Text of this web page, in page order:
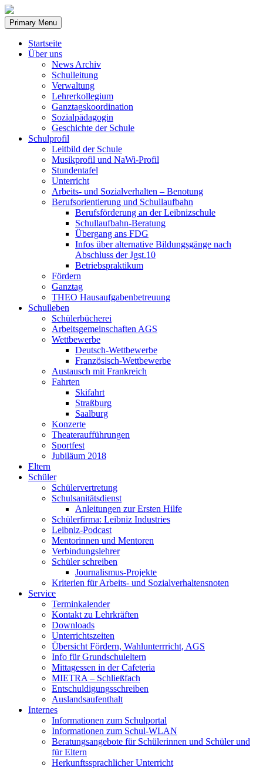
Skip
to
content
Primary Menu
Startseite
Über uns
News Archiv
Schulleitung
Verwaltung
Lehrerkollegium
Ganztagskoordination
Sozialpädagogin
Geschichte der Schule
Schulprofil
Leitbild der Schule
Musikprofil und NaWi-Profil
Stundentafel
Unterricht
Arbeits- und Sozialverhalten – Benotung
Berufsorientierung und Schullaufbahn
Berufsförderung an der Leibnizschule
Schullaufbahn-Beratung
Übergang ans FDG
Infos über alternative Bildungsgänge nach
Abschluss der Jgst.10
Betriebspraktikum
Fördern
Ganztag
THEO Hausaufgabenbetreuung
Schulleben
Schülerbücherei
Arbeitsgemeinschaften AGS
Wettbewerbe
Deutsch-Wettbewerbe
Französisch-Wettbewerbe
Austausch mit Frankreich
Fahrten
Skifahrt
Straßburg
Saalburg
Konzerte
Theateraufführungen
Sportfest
Jubiläum 2018
Eltern
Schüler
Schülervertretung
Schulsanitätsdienst
Anleitungen zur Ersten Hilfe
Schülerfirma: Leibniz Industries
Leibniz-Podcast
Mentorinnen und Mentoren
Verbindungslehrer
Schüler schreiben
Journalismus-Projekte
Kriterien für Arbeits- und Sozialverhaltensnoten
Service
Terminkalender
Kontakt zu Lehrkräften
Downloads
Unterrichtszeiten
Übersicht Fördern, Wahlunterrricht, AGS
Info für Grundschuleltern
Mittagessen in der Cafeteria
MIETRA – Schließfach
Entschuldigungsschreiben
Auslandsaufenthalt
Internes
Informationen zum Schulportal
Informationen zum Schul-WLAN
Beratungsangebote für Schülerinnen und Schüler und
für Eltern
Herkunftssprachlicher Unterricht